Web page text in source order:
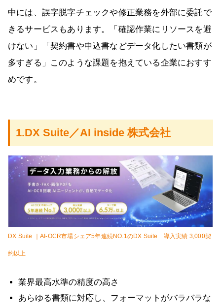
中には、誤字脱字チェックや修正業務を外部に委託で
きるサービスもあります。「確認作業にリソースを避
けない」「契約書や申込書などデータ化したい書類が
多すぎる」このような課題を抱えている企業におすす
めです。
1.DX Suite／AI inside 株式会社
DX Suite ｜AI-OCR市場シェア5年連続NO.1のDX Suite 導入実績 3,000契
約以上
業界最高水準の精度の高さ
あらゆる書類に対応し、フォーマットがバラバラな